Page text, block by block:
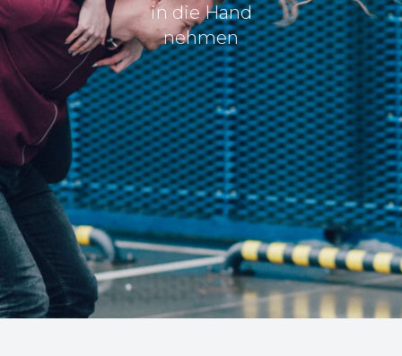
in die Hand
nehmen